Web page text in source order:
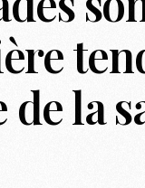
de la